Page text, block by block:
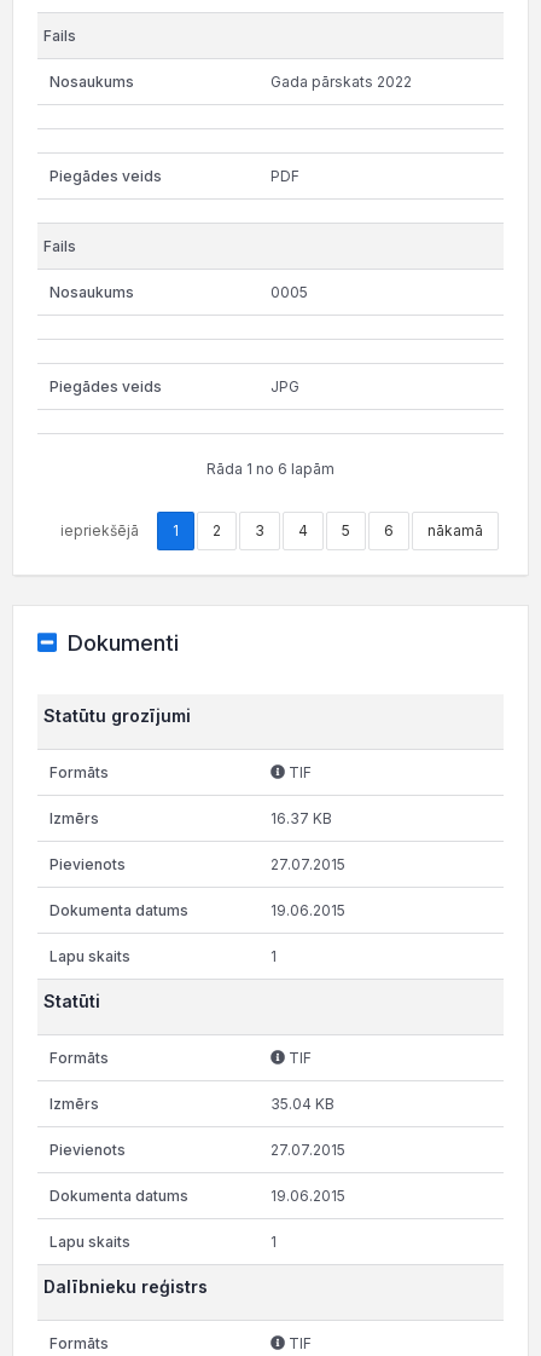
Gada pārskats 2022
PDF
0005
JPG
Rāda 1 no 6 lapām
iepriekšējā 1 2 3 4 5 6 nākamā
Dokumenti
Statūtu grozījumi
TIF
16.37 KB
27.07.2015
19.06.2015
1
Statūti
TIF
35.04 KB
27.07.2015
19.06.2015
1
Dalībnieku reģistrs
TIF